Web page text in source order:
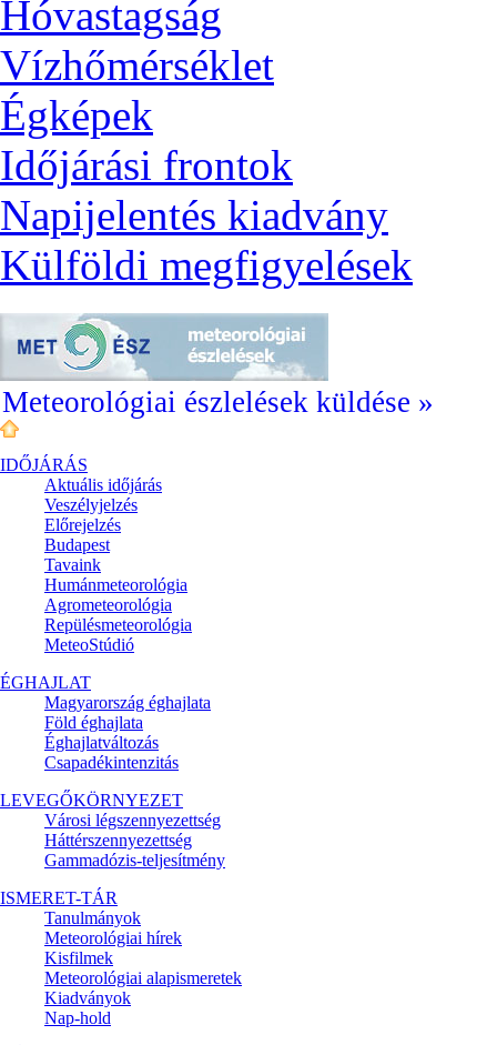
Hóvastagság
Vízhőmérséklet
Égképek
Időjárási frontok
Napijelentés kiadvány
Külföldi megfigyelések
Meteorológiai észlelések küldése »
IDŐJÁRÁS
Aktuális időjárás
Veszélyjelzés
Előrejelzés
Budapest
Tavaink
Humánmeteorológia
Agrometeorológia
Repülésmeteorológia
MeteoStúdió
ÉGHAJLAT
Magyarország éghajlata
Föld éghajlata
Éghajlatváltozás
Csapadékintenzitás
LEVEGŐKÖRNYEZET
Városi légszennyezettség
Háttérszennyezettség
Gammadózis-teljesítmény
ISMERET-TÁR
Tanulmányok
Meteorológiai hírek
Kisfilmek
Meteorológiai alapismeretek
Kiadványok
Nap-hold